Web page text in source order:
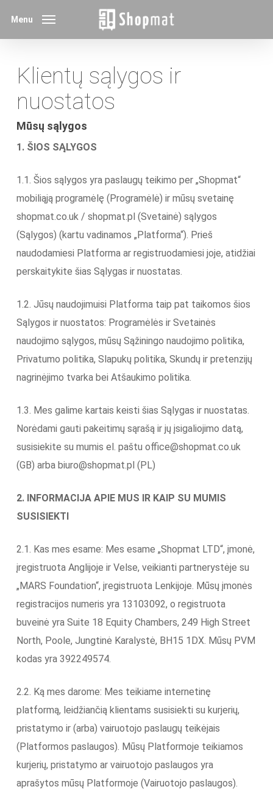
Menu
Klientų sąlygos ir
nuostatos
Mūsų sąlygos
1. ŠIOS SĄLYGOS
1.1. Šios sąlygos yra paslaugų teikimo per „Shopmat“
mobiliąją programėlę (Programėlė) ir mūsų svetainę
shopmat.co.uk / shopmat.pl (Svetainė) sąlygos
(Sąlygos) (kartu vadinamos „Platforma“). Prieš
naudodamiesi Platforma ar registruodamiesi joje, atidžiai
perskaitykite šias Sąlygas ir nuostatas.
1.2. Jūsų naudojimuisi Platforma taip pat taikomos šios
Sąlygos ir nuostatos: Programėlės ir Svetainės
naudojimo sąlygos, mūsų Sąžiningo naudojimo politika,
Privatumo politika, Slapukų politika, Skundų ir pretenzijų
nagrinėjimo tvarka bei Atšaukimo politika.
1.3. Mes galime kartais keisti šias Sąlygas ir nuostatas.
Norėdami gauti pakeitimų sąrašą ir jų įsigaliojimo datą,
susisiekite su mumis el. paštu office@shopmat.co.uk
(GB) arba biuro@shopmat.pl (PL)
2. INFORMACIJA APIE MUS IR KAIP SU MUMIS
SUSISIEKTI
2.1. Kas mes esame: Mes esame „Shopmat LTD“, įmonė,
įregistruota Anglijoje ir Velse, veikianti partnerystėje su
„MARS Foundation“, įregistruota Lenkijoje. Mūsų įmonės
registracijos numeris yra 13103092, o registruota
buveinė yra Suite 18 Equity Chambers, 249 High Street
North, Poole, Jungtinė Karalystė, BH15 1DX. Mūsų PVM
kodas yra 392249574.
2.2. Ką mes darome: Mes teikiame internetinę
platformą, leidžiančią klientams susisiekti su kurjerių,
pristatymo ir (arba) vairuotojo paslaugų teikėjais
(Platformos paslaugos). Mūsų Platformoje teikiamos
kurjerių, pristatymo ar vairuotojo paslaugos yra
aprašytos mūsų Platformoje (Vairuotojo paslaugos).